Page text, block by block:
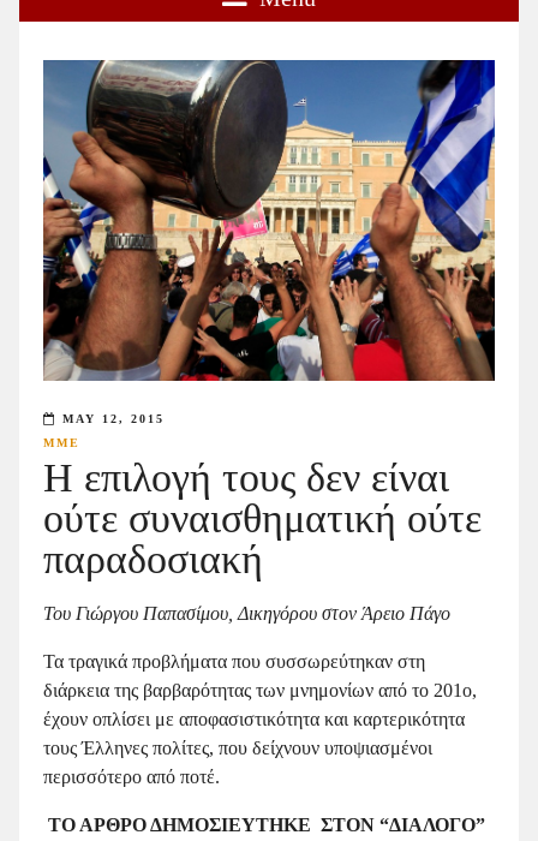
MAY 12, 2015
ΜΜΕ
Η επιλογή τους δεν είναι
ούτε συναισθηματική ούτε
παραδοσιακή
Του Γιώργου Παπασίμου, Δικηγόρου στον Άρειο Πάγο
Τα τραγικά προβλήματα που συσσωρεύτηκαν στη
διάρκεια της βαρβαρότητας των μνημονίων από το 201o,
έχουν οπλίσει με αποφασιστικότητα και καρτερικότητα
τους Έλληνες πολίτες, που δείχνουν υποψιασμένοι
περισσότερο από ποτέ.
ΤΟ ΑΡΘΡΟ ΔΗΜΟΣΙΕΥΤΗΚΕ ΣΤΟΝ “ΔΙΑΛΟΓΟ”